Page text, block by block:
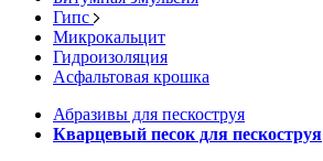
Гипс
Микрокальцит
Гидроизоляция
Асфальтовая крошка
Абразивы для пескоструя
Кварцевый песок для пескоструя